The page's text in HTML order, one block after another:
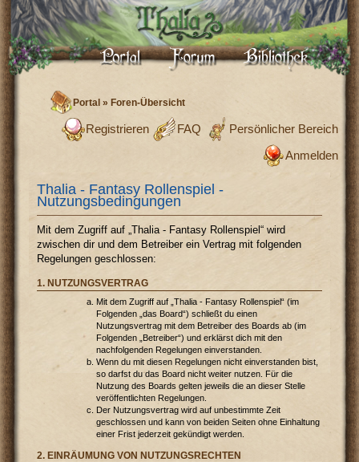
Portal »Foren-Übersicht
Persönlicher Bereich
FAQ
Registrieren
Anmelden
Thalia - Fantasy Rollenspiel -
Nutzungsbedingungen
Mit dem Zugriff auf „Thalia - Fantasy Rollenspiel“ wird
zwischen dir und dem Betreiber ein Vertrag mit folgenden
Regelungen geschlossen:
1. NUTZUNGSVERTRAG
Mit dem Zugriff auf „Thalia - Fantasy Rollenspiel“ (im
Folgenden „das Board“) schließt du einen
Nutzungsvertrag mit dem Betreiber des Boards ab (im
Folgenden „Betreiber“) und erklärst dich mit den
nachfolgenden Regelungen einverstanden.
Wenn du mit diesen Regelungen nicht einverstanden bist,
so darfst du das Board nicht weiter nutzen. Für die
Nutzung des Boards gelten jeweils die an dieser Stelle
veröffentlichten Regelungen.
Der Nutzungsvertrag wird auf unbestimmte Zeit
geschlossen und kann von beiden Seiten ohne Einhaltung
einer Frist jederzeit gekündigt werden.
2. EINRÄUMUNG VON NUTZUNGSRECHTEN